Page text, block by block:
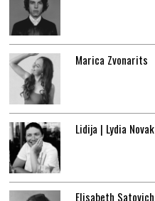
Marica Zvonarits
Lidija | Lydia Novak
Elisabeth Satovich